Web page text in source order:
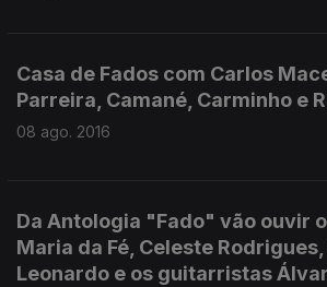
Casa de Fados com Carlos
Parreira, Camané, Carminho e
08 ago. 2016
Da Antologia "Fado" vão ouvir
Maria da Fé, Celeste
Leonardo e os guitarristas